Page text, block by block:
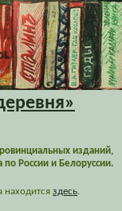
изданий,
России и Белоруссии.
находится здесь.